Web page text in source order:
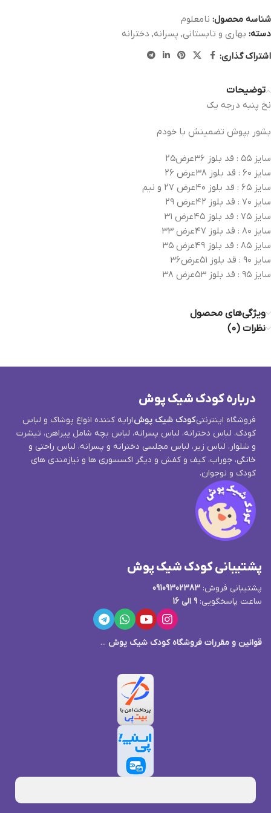
شناسه محصول: نامعلوم
دسته: بهاری و تابستانی, پسرانه, دخترانه
اشتراک گذاری:
توضیحات
نخ پنبه درجه یک
بشور بپوش تضمینش با خودم
سایز ۵۵ : قد بلوز ۳۶عرض۲۵
سایز ۶۰ : قد بلوز ۳۸عرض ۲۶
سایز ۶۵ : قد بلوز ۴۰عرض ۲۷ و نیم
سایز ۷۰ : قد بلوز ۴۲عرض ۲۹
سایز ۷۵ : قد بلوز ۴۵عرض ۳۱
سایز ۸۰ : قد بلوز ۴۷عرض ۳۳
سایز ۸۵ : قد بلوز ۴۹عرض ۳۵
سایز ۹۰ : قد بلوز ۵۱عرض۳۶
سایز ۹۵ : قد بلوز ۵۳عرض ۳۸
ویژگی‌های محصول
نظرات (0)
درباره کودک شیک پوش
فروشگاه اینترنتیکودک شیک پوشارایه کننده انواع پوشاک و لباس
کودک، لباس دخترانه، لباس پسرانه، لباس بچه شامل پیراهن، تیشرت
و شلوار، لباس زیر، لباس مجلسی دخترانه و پسرانه، لباس راحتی و
خانگی، جوراب، کیف و کفش و دیگر اکسسوری ها و نیازمندی های
کودک و نوجوان.
پشتیبانی کودک شیک پوش
پشتیبانی فروش: 09109302383
ساعت پاسخگویی: 9 الی 16
قوانین و مقررات فروشگاه کودک شیک پوش ...